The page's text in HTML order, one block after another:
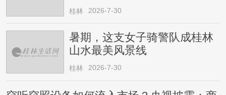
桂林 2026-7-30
暑期，这支女子骑警队成桂林
山水最美风景线
桂林 2026-7-30